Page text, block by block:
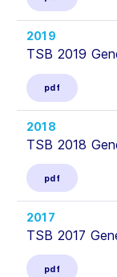
2019
TSB 2019
pdf
2018
TSB 2018
pdf
2017
TSB 2017
pdf